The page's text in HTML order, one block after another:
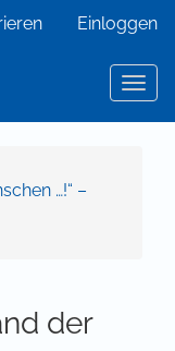
Einloggen
…!“ –
der